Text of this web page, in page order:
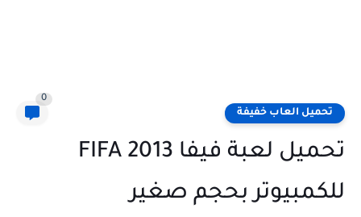
تحميل العاب خفيفة
0
تحميل لعبة فيفا FIFA 2013
للكمبيوتر بحجم صغير